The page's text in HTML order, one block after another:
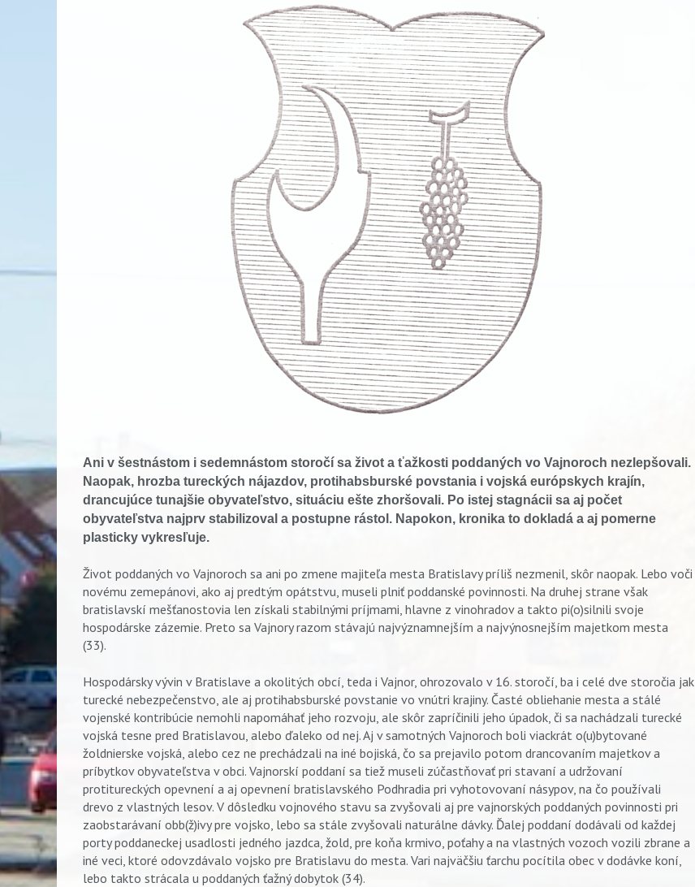
Ani v šestnástom i sedemnástom storočí sa život a ťažkosti poddaných vo Vajnoroch nezlepšovali.
Naopak, hrozba tureckých nájazdov, protihabsburské povstania i vojská európskych krajín,
drancujúce tunajšie obyvateľstvo, situáciu ešte zhoršovali. Po istej stagnácii sa aj počet
obyvateľstva najprv stabilizoval a postupne rástol. Napokon, kronika to dokladá a aj pomerne
plasticky vykresľuje.
Život poddaných vo Vajnoroch sa ani po zmene majiteľa mesta Bratislavy príliš nezmenil, skôr naopak. Lebo voči
novému zemepánovi, ako aj predtým opátstvu, museli plniť poddanské povinnosti. Na druhej strane však
bratislavskí mešťanostovia len získali stabilnými príjmami, hlavne z vinohradov a takto pi(o)silnili svoje
hospodárske zázemie. Preto sa Vajnory razom stávajú najvýznamnejším a najvýnosnejším majetkom mesta
(33).
Hospodársky vývin v Bratislave a okolitých obcí, teda i Vajnor, ohrozovalo v 16. storočí, ba i celé dve storočia jak
turecké nebezpečenstvo, ale aj protihabsburské povstanie vo vnútri krajiny. Časté obliehanie mesta a stálé
vojenské kontribúcie nemohli napomáhať jeho rozvoju, ale skôr zapríčinili jeho úpadok, či sa nachádzali turecké
vojská tesne pred Bratislavou, alebo ďaleko od nej. Aj v samotných Vajnoroch boli viackrát o(u)bytované
žoldnierske vojská, alebo cez ne prechádzali na iné bojiská, čo sa prejavilo potom drancovaním majetkov a
príbytkov obyvateľstva v obci. Vajnorskí poddaní sa tiež museli zúčastňovať pri stavaní a udržovaní
protitureckých opevnení a aj opevnení bratislavského Podhradia pri vyhotovovaní násypov, na čo používali
drevo z vlastných lesov. V dôsledku vojnového stavu sa zvyšovali aj pre vajnorských poddaných povinnosti pri
zaobstarávaní obb(ž)ivy pre vojsko, lebo sa stále zvyšovali naturálne dávky. Ďalej poddaní dodávali od každej
porty poddaneckej usadlosti jedného jazdca, žold, pre koňa krmivo, poťahy a na vlastných vozoch vozili zbrane a
iné veci, ktoré odovzdávalo vojsko pre Bratislavu do mesta. Vari najväčšiu ťarchu pocítila obec v dodávke koní,
lebo takto strácala u poddaných ťažný dobytok (34).